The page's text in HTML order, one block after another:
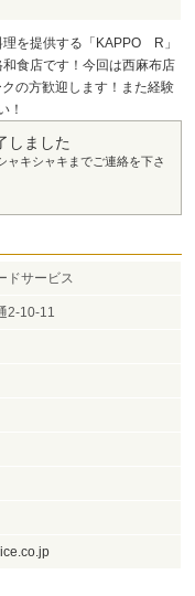
を提供する「KAPPO R」
食店です！今回は西麻布店
の方歓迎します！また経験
！
しました
ャキシャキまでご連絡を下さ
ドサービス
2-10-11